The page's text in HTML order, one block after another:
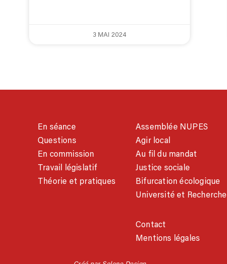
3 MAI 2024
En séance
Questions
En commission
Travail législatif
Théorie et pratiques
Assemblée NUPES
Agir local
Au fil du mandat
Justice sociale
Bifurcation écologique
Université et Recherche
Contact
Mentions légales